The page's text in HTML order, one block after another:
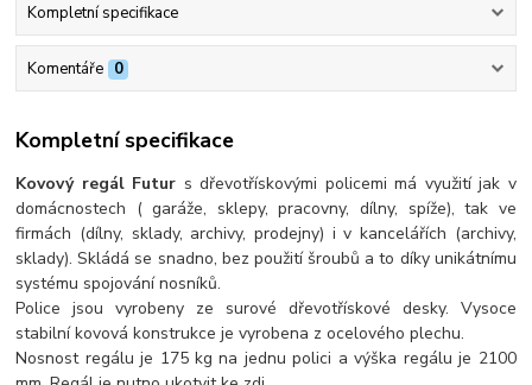
Kompletní specifikace
Komentáře 0
Kompletní specifikace
Kovový regál Futur s dřevotřískovými policemi má využití jak v
domácnostech ( garáže, sklepy, pracovny, dílny, spíže), tak ve
firmách (dílny, sklady, archivy, prodejny) i v kancelářích (archivy,
sklady). Skládá se snadno, bez použití šroubů a to díky unikátnímu
systému spojování nosníků.
Police jsou vyrobeny ze surové dřevotřískové desky. Vysoce
stabilní kovová konstrukce je vyrobena z ocelového plechu.
Nosnost regálu je 175 kg na jednu polici a výška regálu je 2100